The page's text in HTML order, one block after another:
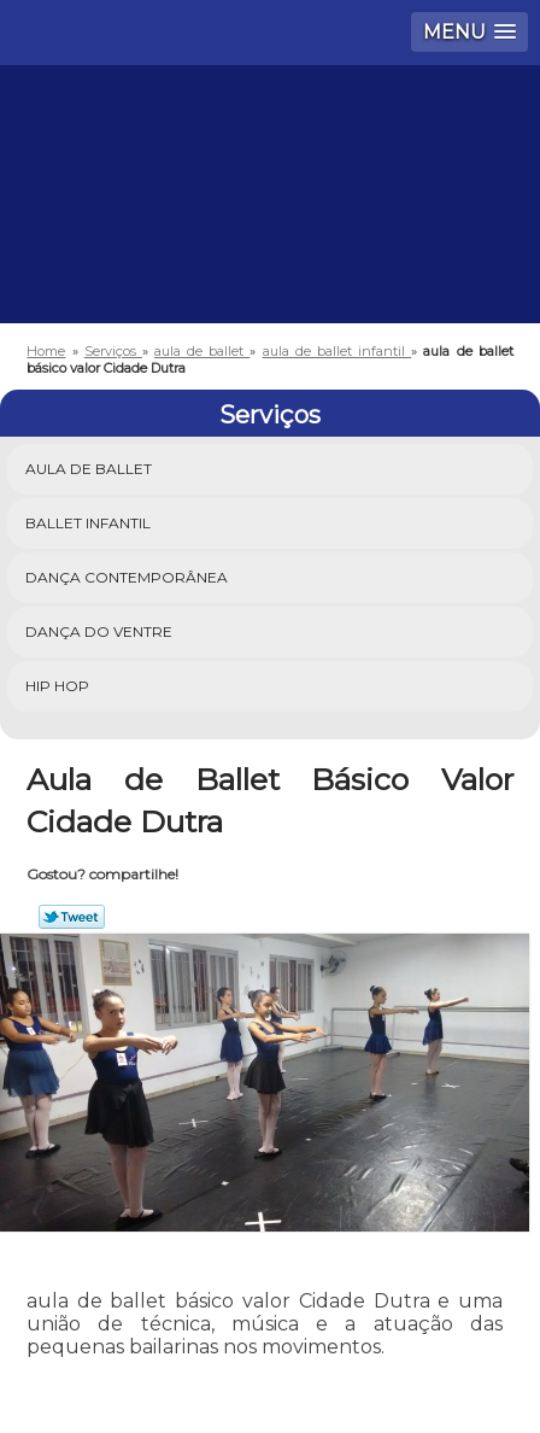
MENU
Home » Serviços »aula de ballet» aula de ballet infantil»aula de ballet
básico valor Cidade Dutra
Serviços
AULA DE BALLET
BALLET INFANTIL
DANÇA CONTEMPORÂNEA
DANÇA DO VENTRE
HIP HOP
Aula de Ballet Básico Valor
Cidade Dutra
Gostou? compartilhe!
aula de ballet básico valor Cidade Dutra e uma
união de técnica, música e a atuação das
pequenas bailarinas nos movimentos.